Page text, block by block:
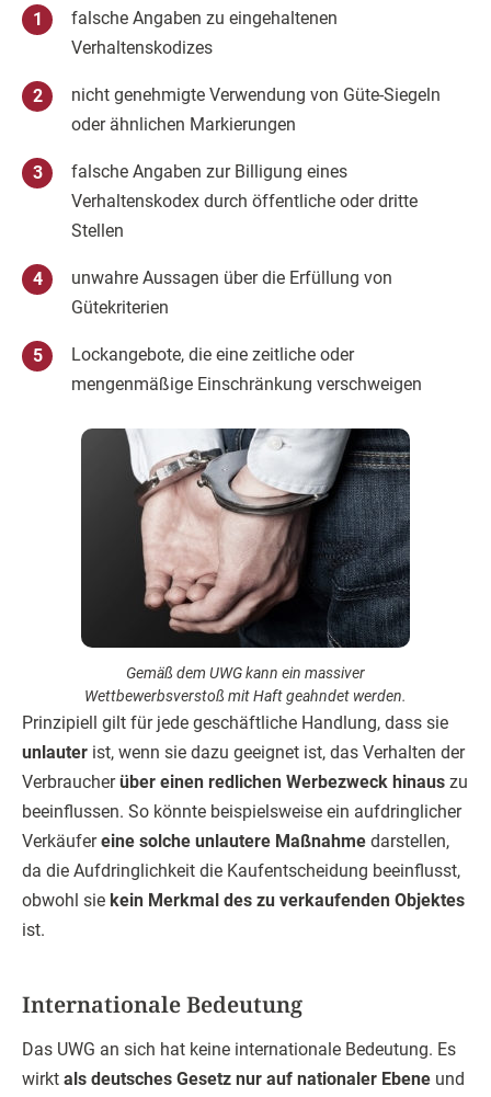
falsche Angaben zu eingehaltenen
Verhaltenskodizes
nicht genehmigte Verwendung von Güte-Siegeln
oder ähnlichen Markierungen
falsche Angaben zur Billigung eines
Verhaltenskodex durch öffentliche oder dritte
Stellen
unwahre Aussagen über die Erfüllung von
Gütekriterien
Lockangebote, die eine zeitliche oder
mengenmäßige Einschränkung verschweigen
Gemäß dem UWG kann ein massiver
Wettbewerbsverstoß mit Haft geahndet werden.
Prinzipiell gilt für jede geschäftliche Handlung, dass sie
unlauter ist, wenn sie dazu geeignet ist, das Verhalten der
Verbraucherüber einen redlichen Werbezweck hinaus zu
beeinflussen. So könnte beispielsweise ein aufdringlicher
Verkäufereine solche unlautere Maßnahme darstellen,
da die Aufdringlichkeit die Kaufentscheidung beeinflusst,
obwohl sie kein Merkmal des zu verkaufenden Objektes
ist.
Internationale Bedeutung
Das UWG an sich hat keine internationale Bedeutung. Es
wirkt als deutsches Gesetz nur auf nationaler Ebene und